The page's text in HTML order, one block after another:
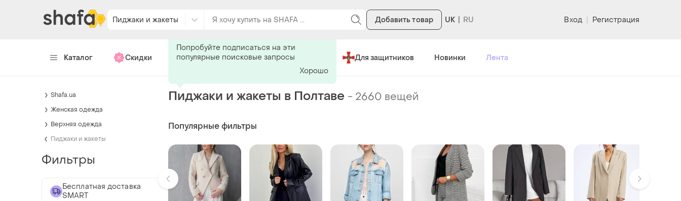
Пиджаки и жакеты Добавить товар UK Вход | Регистрация
Каталог Скидки Хендмейд Сделано в Украине Для защитников Новинки Лента
Пиджаки и жакеты в Полтаве - 2660 вещей
Популярные фильтры
Попробуйте подписаться на эти
популярные поисковые запросы
Хорошо
Shafa.ua
Женская одежда
Верхняя одежда
Пиджаки и жакеты
Фильтры
Бесплатная доставка
SMART